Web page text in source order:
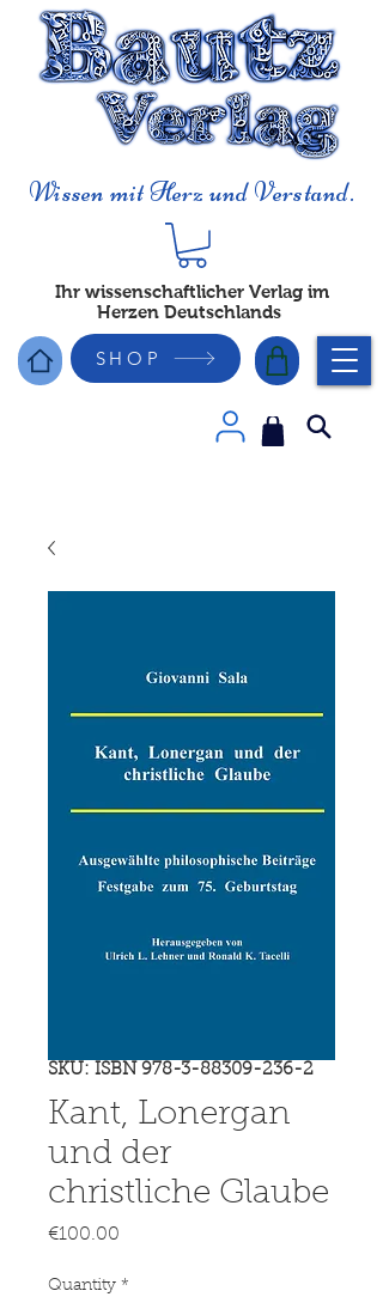
Wissen mit Herz und Verstand.
Ihr wissenschaftlicher Verlag im
Herzen Deutschlands
SHOP
SKU: ISBN 978-3-88309-236-2
Kant, Lonergan
und der
christliche Glaube
€100.00
Quantity *